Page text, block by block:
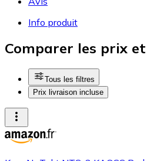
Info produit
Comparer les prix
Tous les filtres
Prix livraison incluse